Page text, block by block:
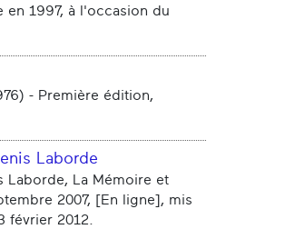
en 1997, à l'occasion du
- Première édition,
Laborde
Laborde, La Mémoire et
2007, [En ligne], mis
février 2012.